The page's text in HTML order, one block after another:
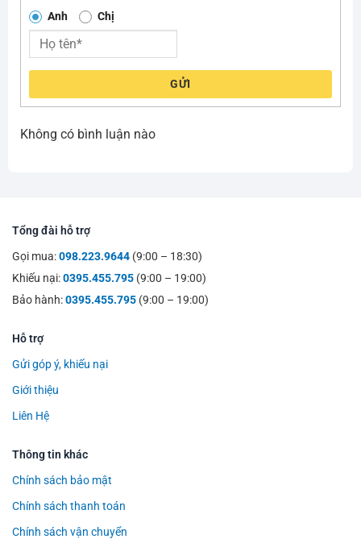
Anh Chị
GỬI
Không có bình luận nào
Tổng đài hỗ trợ
Gọi mua:098.223.9644 (9:00 – 18:30)
Khiếu nại:0395.455.795 (9:00 – 19:00)
Bảo hành:0395.455.795 (9:00 – 19:00)
Hỗ trợ
Gửi góp ý, khiếu nại
Giới thiệu
Liên Hệ
Thông tin khác
Chính sách bảo mật
Chính sách thanh toán
Chính sách vận chuyển